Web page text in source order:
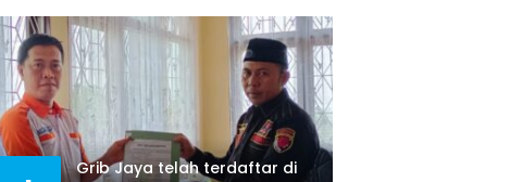
Grib Jaya telah terdaftar di